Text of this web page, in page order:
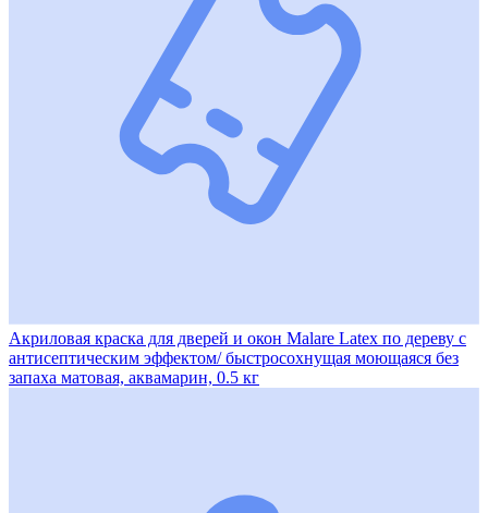
Акриловая краска для дверей и окон Malare Latex по дереву с
антисептическим эффектом/ быстросохнущая моющаяся без
запаха матовая, аквамарин, 0.5 кг